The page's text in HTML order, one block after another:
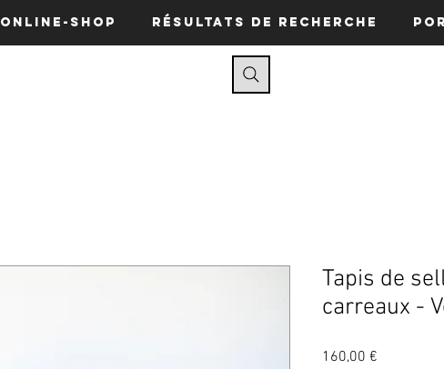
Online-Shop Résultats de recherche
Tapis de
carreaux -
160,00 €